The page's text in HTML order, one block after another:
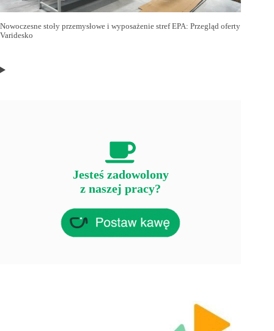
Nowoczesne stoły przemysłowe i wyposażenie stref EPA: Przegląd oferty
Varidesko
Jesteś zadowolony
z naszej pracy?